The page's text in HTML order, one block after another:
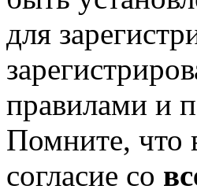
для
правилами и
Помните, что
согласие со